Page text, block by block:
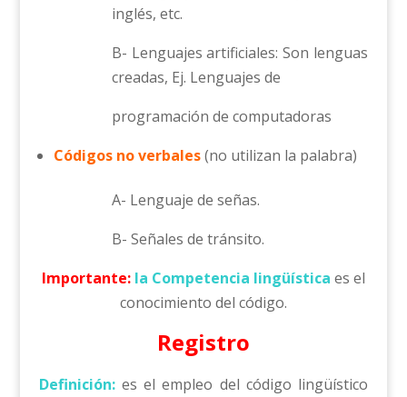
inglés, etc.
B- Lenguajes artificiales: Son lenguas
creadas, Ej. Lenguajes de
programación de computadoras
Códigos no verbales(no utilizan la palabra)
A- Lenguaje de señas.
B- Señales de tránsito.
Importante: la Competencia lingüística es el
conocimiento del código.
Registro
Definición: es el empleo del código lingüístico